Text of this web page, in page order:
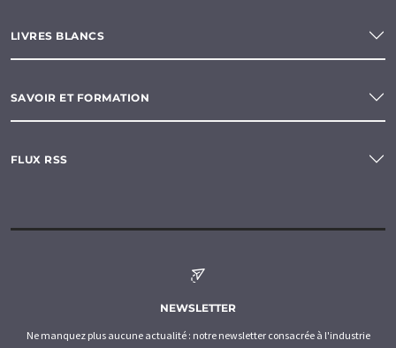
LIVRES BLANCS
SAVOIR ET FORMATION
FLUX RSS
NEWSLETTER
Ne manquez plus aucune actualité : notre newsletter consacrée à l'industrie